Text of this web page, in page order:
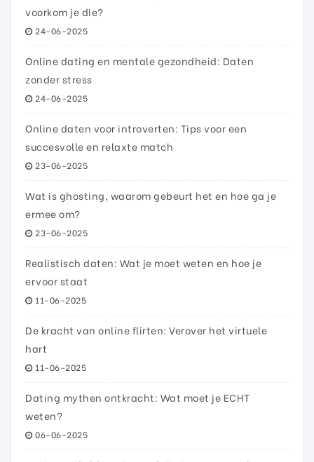
voorkom je die?
24-06-2025
Online dating en mentale gezondheid: Daten
zonder stress
24-06-2025
Online daten voor introverten: Tips voor een
succesvolle en relaxte match
23-06-2025
Wat is ghosting, waarom gebeurt het en hoe ga je
ermee om?
23-06-2025
Realistisch daten: Wat je moet weten en hoe je
ervoor staat
11-06-2025
De kracht van online flirten: Verover het virtuele
hart
11-06-2025
Dating mythen ontkracht: Wat moet je ECHT
weten?
06-06-2025